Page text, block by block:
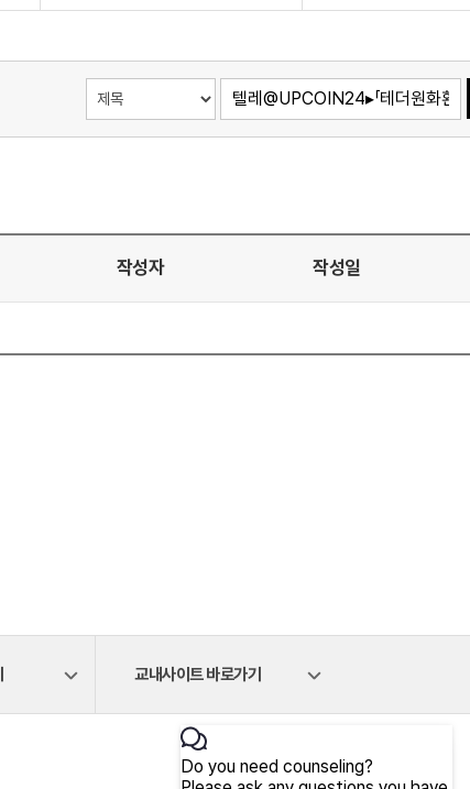
작성자 작성일
교내사이트 바로가기